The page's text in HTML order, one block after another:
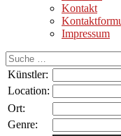
Kontakt
Impressum
Suche
nach:
Künstler:
Location:
Ort:
Genre: